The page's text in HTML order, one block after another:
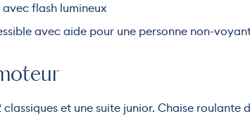
flash lumineux
avec aide pour une personne non-
classiques et une suite junior. Chaise roulante